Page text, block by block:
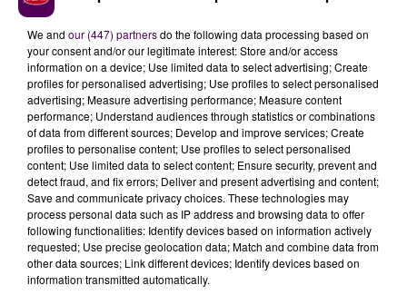
Signalons que les prises de parole ont été
interrompues par une minute de silence : il s'agissait
derendre hommage à l'agricultrice de 35 ans
décédée le matin-même sur un barrageroutier
dans l'Ariège. Même si le monde rural apparaît très
motivé à l'idée de faire entendre ses revendications,
va falloir faire preuve de prudence"rappelle Denis
Phiquepron, co-président du syndicat Jeunes
Agriculteurs de l’Eure,"surtout si on renforce nos
We and our (447) partnersdo the following data processing based on
your consent and/or our legitimate interest: Store and/or access
information on a device; Use limited data to select advertising; Create
profiles for personalised advertising; Use profiles to select personalised
advertising; Measure advertising performance; Measure content
performance; Understand audiences through statistics or combinations
of data from different sources; Develop and improve services; Create
profiles to personalise content; Use profiles to select personalised
content; Use limited data to select content; Ensure security, prevent and
detect fraud, and fix errors; Deliver and present advertising and content;
Save and communicate privacy choices. These technologies may
process personal data such as IP address and browsing data to offer
following functionalities: Identify devices based on information actively
requested; Use precise geolocation data; Match and combine data from
other data sources; Link different devices; Identify devices based on
information transmitted automatically.